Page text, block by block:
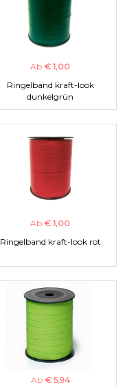
Ab € 1,00
Ringelband kraft-look
dunkelgrün
Ab € 1,00
Ringelband kraft-look rot
Ab € 5,94